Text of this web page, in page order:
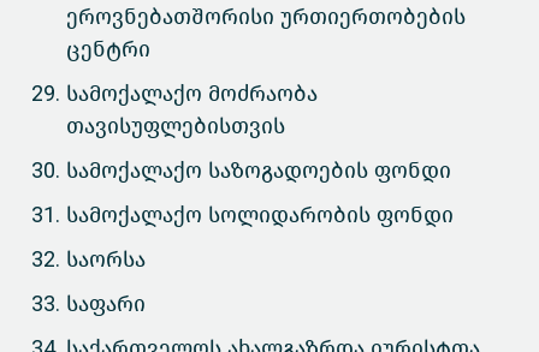
ეროვნებათშორისი ურთიერთობების
ცენტრი
სამოქალაქო მოძრაობა
თავისუფლებისთვის
სამოქალაქო საზოგადოების ფონდი
სამოქალაქო სოლიდარობის ფონდი
საორსა
საფარი